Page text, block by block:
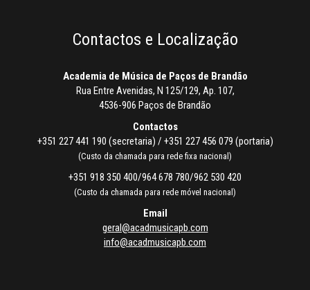
Contactos e Localização
Academia de Música de Paços de Brandão
Rua Entre Avenidas, N 125/129, Ap. 107,
4536-906 Paços de Brandão
Contactos
+351 227 441 190 (secretaria) / +351 227 456 079 (portaria)
(Custo da chamada para rede fixa nacional)
+351 918 350 400/964 678 780/962 530 420
(Custo da chamada para rede móvel nacional)
Email
geral@acadmusicapb.com
info@acadmusicapb.com